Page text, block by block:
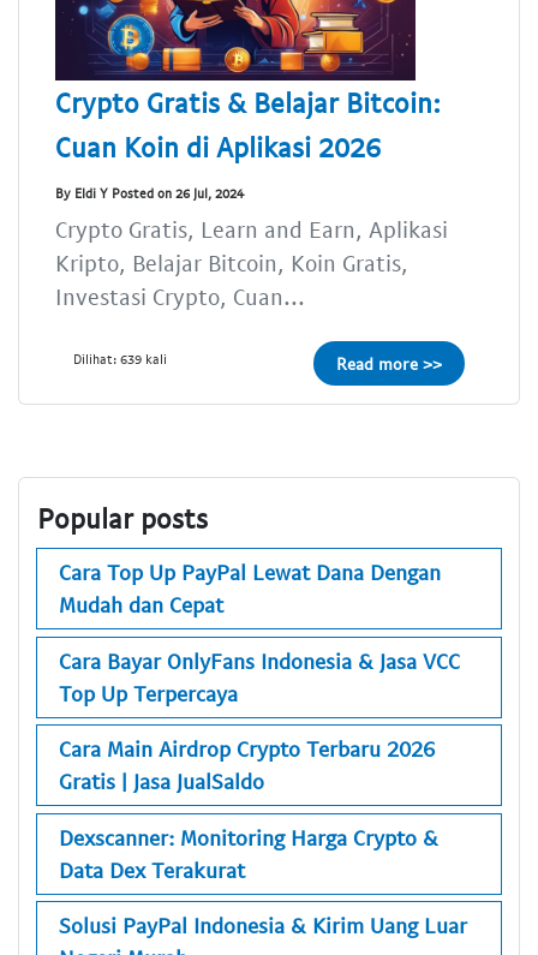
Crypto Gratis & Belajar Bitcoin:
Cuan Koin di Aplikasi 2026
By Eldi Y Posted on 26 Jul, 2024
Crypto Gratis, Learn and Earn, Aplikasi
Kripto, Belajar Bitcoin, Koin Gratis,
Investasi Crypto, Cuan...
Dilihat: 639 kali Read more >>
Popular posts
Cara Top Up PayPal Lewat Dana Dengan
Mudah dan Cepat
Cara Bayar OnlyFans Indonesia & Jasa VCC
Top Up Terpercaya
Cara Main Airdrop Crypto Terbaru 2026
Gratis | Jasa JualSaldo
Dexscanner: Monitoring Harga Crypto &
Data Dex Terakurat
Solusi PayPal Indonesia & Kirim Uang Luar